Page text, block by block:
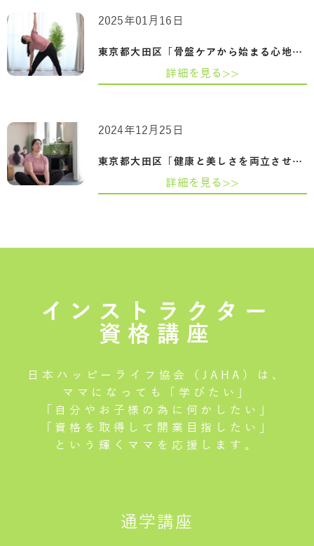
東京都大田区「骨盤ケアから始まる心地よ…
2025年01月16日
詳細を見る>>
東京都大田区「健康と美しさを両立させる…
2024年12月25日
詳細を見る>>
インストラクター
資格講座
日本ハッピーライフ協会（JAHA）は、
ママになっても「学びたい」
「自分やお子様の為に何かしたい」
「資格を取得して開業目指したい」
という輝くママを応援します。
通学講座